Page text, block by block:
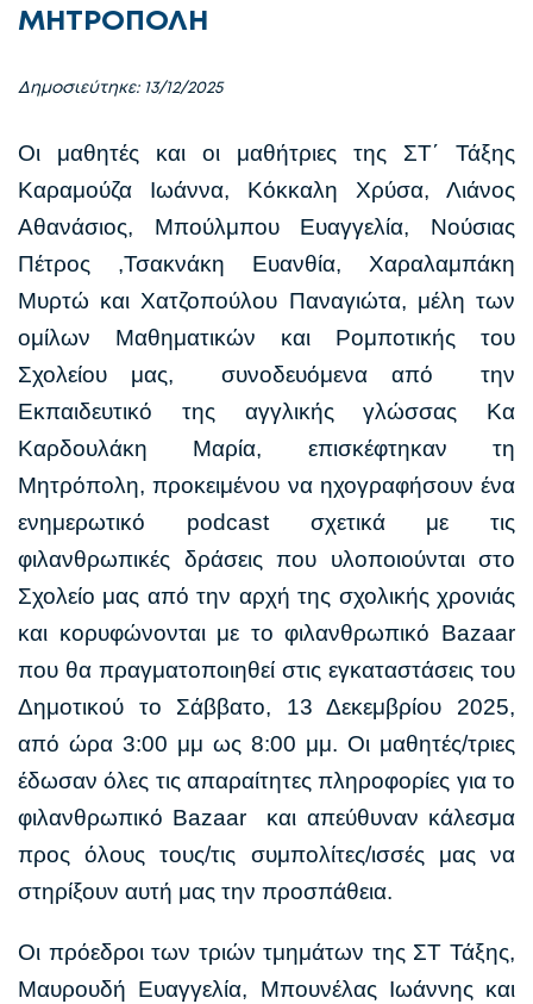
ΜΗΤΡΟΠΟΛΗ
Δημοσιεύτηκε: 13/12/2025
Οι μαθητές και οι μαθήτριες της ΣΤ΄ Τάξης
Καραμούζα Ιωάννα, Κόκκαλη Χρύσα, Λιάνος
Αθανάσιος, Μπούλμπου Ευαγγελία, Νούσιας
Πέτρος ,Τσακνάκη Ευανθία, Χαραλαμπάκη
Μυρτώ και Χατζοπούλου Παναγιώτα, μέλη των
ομίλων Μαθηματικών και Ρομποτικής του
Σχολείου μας, συνοδευόμενα από την
Εκπαιδευτικό της αγγλικής γλώσσας Κα
Καρδουλάκη Μαρία, επισκέφτηκαν τη
Μητρόπολη, προκειμένου να ηχογραφήσουν ένα
ενημερωτικό podcast σχετικά με τις
φιλανθρωπικές δράσεις που υλοποιούνται στο
Σχολείο μας από την αρχή της σχολικής χρονιάς
και κορυφώνονται με το φιλανθρωπικό Bazaar
που θα πραγματοποιηθεί στις εγκαταστάσεις του
Δημοτικού το Σάββατο, 13 Δεκεμβρίου 2025,
από ώρα 3:00 μμ ως 8:00 μμ. Οι μαθητές/τριες
έδωσαν όλες τις απαραίτητες πληροφορίες για το
φιλανθρωπικό Bazaar και απεύθυναν κάλεσμα
προς όλους τους/τις συμπολίτες/ισσές μας να
στηρίξουν αυτή μας την προσπάθεια.
Οι πρόεδροι των τριών τμημάτων της ΣΤ Τάξης,
Μαυρουδή Ευαγγελία, Μπουνέλας Ιωάννης και